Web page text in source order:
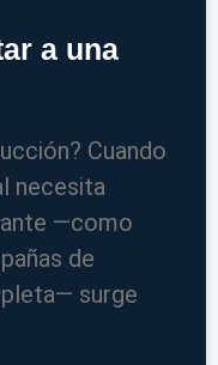
a una
Cuando
necesita
—como
de
surge